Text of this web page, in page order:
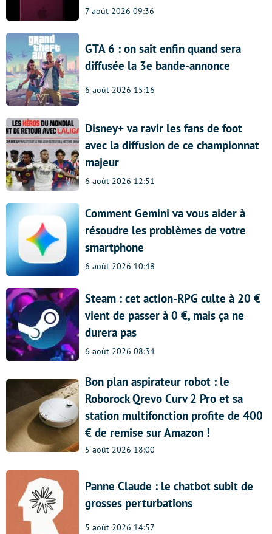
7 août 2026 09:36
GTA 6 : on sait enfin quand sera
diffusée la 3e bande-annonce
6 août 2026 15:16
Disney+ va ravir les fans de foot
avec la diffusion de ce championnat
majeur
6 août 2026 12:51
Comment Gemini va vous aider à
résoudre les problèmes de votre
smartphone
6 août 2026 10:48
Steam : cet action-RPG culte à 20 €
vient de passer à 0 €, mais ça ne
durera pas
6 août 2026 08:34
Bon plan aspirateur robot : le
Roborock Qrevo Curv 2 Pro et sa
station multifonction profite de 400
€ de remise sur Amazon !
5 août 2026 18:00
Panne Claude : le chatbot subit de
grosses perturbations
5 août 2026 14:57